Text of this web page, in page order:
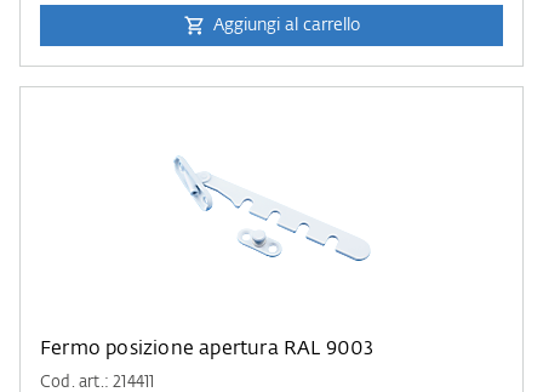
Aggiungi al carrello
Fermo posizione apertura RAL 9003
Cod. art.: 214411